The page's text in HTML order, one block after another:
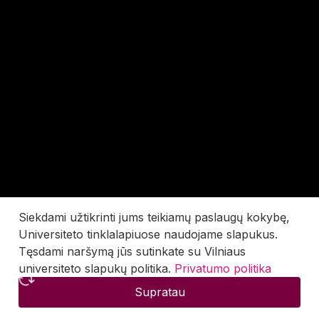
Siekdami užtikrinti jums teikiamų paslaugų kokybę,
Universiteto tinklalapiuose naudojame slapukus.
Tęsdami naršymą jūs sutinkate su Vilniaus
universiteto slapukų politika. Privatumo politika
Supratau